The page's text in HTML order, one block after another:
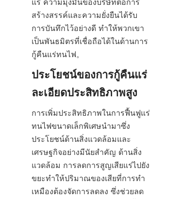
แร่ ความมุ่งมั่นของบริษัทต่อการ
สร้างสรรค์และความยั่งยืนได้รับ
การบันทึกไว้อย่างดี ทำให้พวกเขา
เป็นพันธมิตรที่เชื่อถือได้ในด้านการ
ประโยชน์ของการกู้คืนแร่
การเพิ่มประสิทธิภาพในการฟื้นฟูแร่
ทนไฟขนาดเล็กพิเศษนำมาซึ่ง
ประโยชน์ด้านสิ่งแวดล้อมและ
เศรษฐกิจอย่างมีนัยสำคัญ ด้านสิ่ง
แวดล้อม การลดการสูญเสียแร่ไปยัง
ขยะทำให้ปริมาณของเสียที่การทำ
เหมืองต้องจัดการลดลง ซึ่งช่วยลด